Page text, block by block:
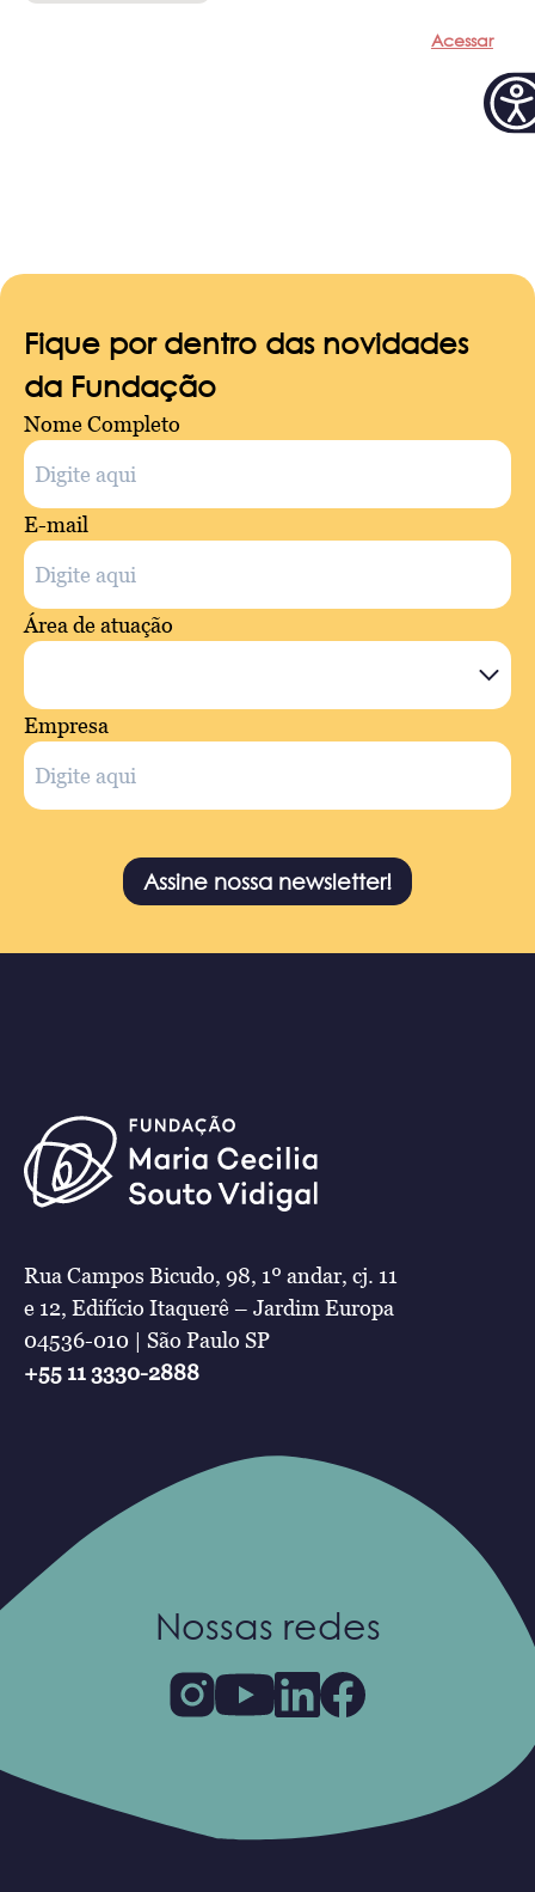
Acessar
Fique por dentro das novidades
da Fundação
Nome Completo
E-mail
Área de atuação
Empresa
Assine nossa newsletter!
Rua Campos Bicudo, 98, 1º andar, cj. 11
e 12, Edifício Itaquerê – Jardim Europa
04536-010 | São Paulo SP
+55 11 3330-2888
Nossas redes